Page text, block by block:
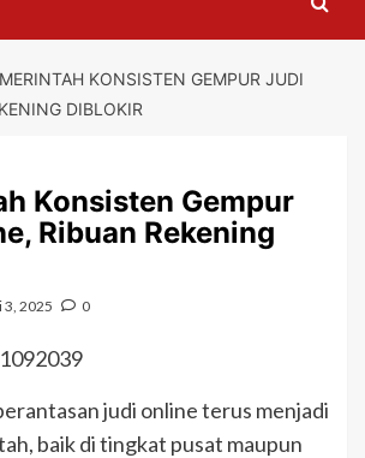
KONSISTEN GEMPUR JUDI
DIBLOKIR
Konsisten Gempur
Ribuan Rekening
3, 2025 0
judi online terus menjadi
baik di tingkat pusat maupun